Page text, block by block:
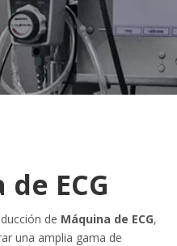
ECG
de Máquina de ECG,
una amplia gama de